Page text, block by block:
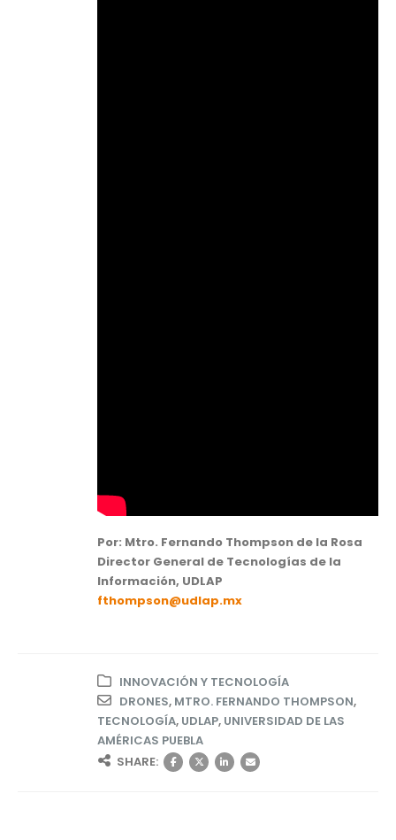
Por: Mtro. Fernando Thompson de la Rosa
Director General de Tecnologías de la
Información, UDLAP
fthompson@udlap.mx
INNOVACIÓN Y TECNOLOGÍA
DRONES, MTRO. FERNANDO THOMPSON,
TECNOLOGÍA, UDLAP, UNIVERSIDAD DE LAS
AMÉRICAS PUEBLA
SHARE: